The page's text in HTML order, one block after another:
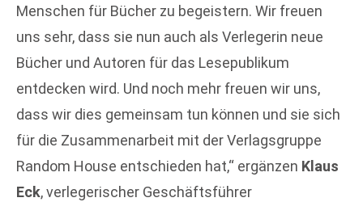
Menschen für Bücher zu begeistern. Wir freuen
uns sehr, dass sie nun auch als Verlegerin neue
Bücher und Autoren für das Lesepublikum
entdecken wird. Und noch mehr freuen wir uns,
dass wir dies gemeinsam tun können und sie sich
für die Zusammenarbeit mit der Verlagsgruppe
Random House entschieden hat,“ ergänzen Klaus
Eck, verlegerischer Geschäftsführer